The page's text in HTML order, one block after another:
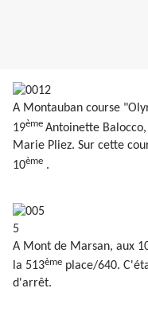
A Montauban course
19ème Antoinette
Marie Pliez. Sur cette
10ème .
A Mont de Marsan, aux
la 513ème place/640.
d'arrêt.